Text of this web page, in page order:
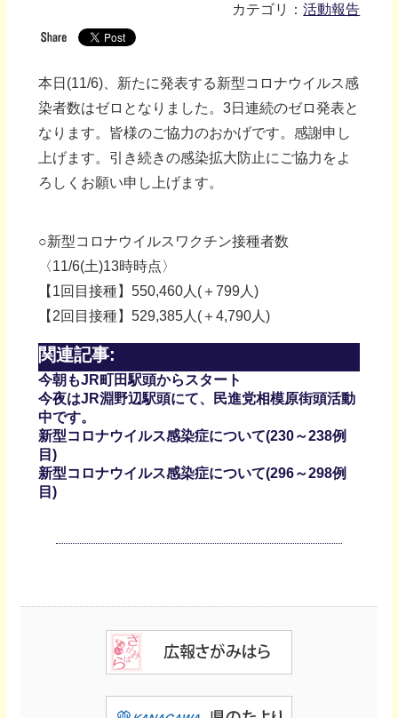
カテゴリ：活動報告
本日(11/6)、新たに発表する新型コロナウイルス感
染者数はゼロとなりました。3日連続のゼロ発表と
なります。皆様のご協力のおかげです。感謝申し
上げます。引き続きの感染拡大防止にご協力をよ
ろしくお願い申し上げます。
○新型コロナウイルスワクチン接種者数
〈11/6(土)13時時点〉
【1回目接種】550,460人(＋799人)
【2回目接種】529,385人(＋4,790人)
関連記事:
今朝もJR町田駅頭からスタート
今夜はJR淵野辺駅頭にて、民進党相模原街頭活動
中です。
新型コロナウイルス感染症について(230～238例
目)
新型コロナウイルス感染症について(296～298例
目)